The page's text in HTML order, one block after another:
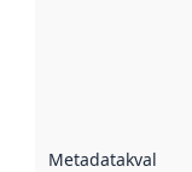
Metadatakvalitet